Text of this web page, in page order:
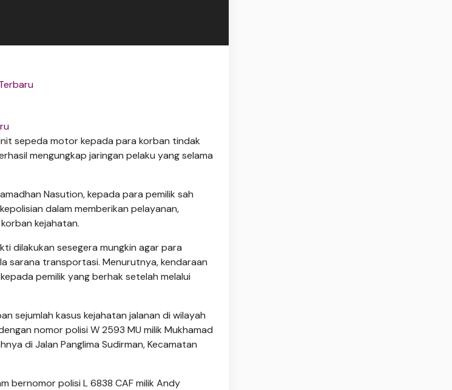
sepeda motor kepada para korban tindak
mengungkap jaringan pelaku yang selama
Nasution, kepada para pemilik sah
dalam memberikan pelayanan,
kejahatan.
dilakukan sesegera mungkin agar para
sarana transportasi. Menurutnya, kendaraan
pemilik yang berhak setelah melalui
sejumlah kasus kejahatan jalanan di wilayah
nomor polisi W 2593 MU milik Mukhamad
di Jalan Panglima Sudirman, Kecamatan
bernomor polisi L 6838 CAF milik Andy